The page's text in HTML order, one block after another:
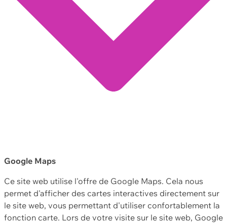
Google Maps
Ce site web utilise l'offre de Google Maps. Cela nous
permet d'afficher des cartes interactives directement sur
le site web, vous permettant d'utiliser confortablement la
fonction carte. Lors de votre visite sur le site web, Google